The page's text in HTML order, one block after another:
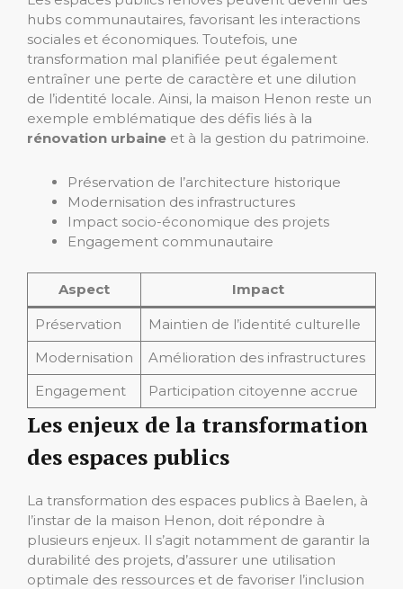
hubs communautaires, favorisant les interactions
sociales et économiques. Toutefois, une
transformation mal planifiée peut également
entraîner une perte de caractère et une dilution
de l’identité locale. Ainsi, la maison Henon reste un
exemple emblématique des défis liés à la
rénovation urbaine et à la gestion du patrimoine.
Préservation de l’architecture historique
Modernisation des infrastructures
Impact socio-économique des projets
Engagement communautaire
Aspect Impact
Préservation
Maintien de l’identité culturelle
Modernisation
Amélioration des infrastructures
Engagement
Participation citoyenne accrue
Les enjeux de la transformation
des espaces publics
La transformation des espaces publics à Baelen, à
l’instar de la maison Henon, doit répondre à
plusieurs enjeux. Il s’agit notamment de garantir la
durabilité des projets, d’assurer une utilisation
optimale des ressources et de favoriser l’inclusion